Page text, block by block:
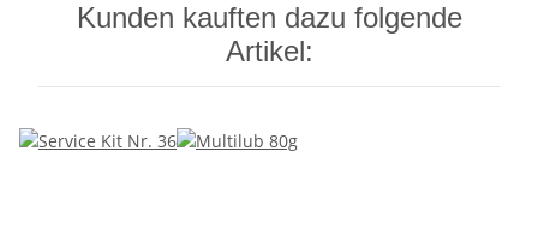
Kunden kauften dazu folgende
Artikel: